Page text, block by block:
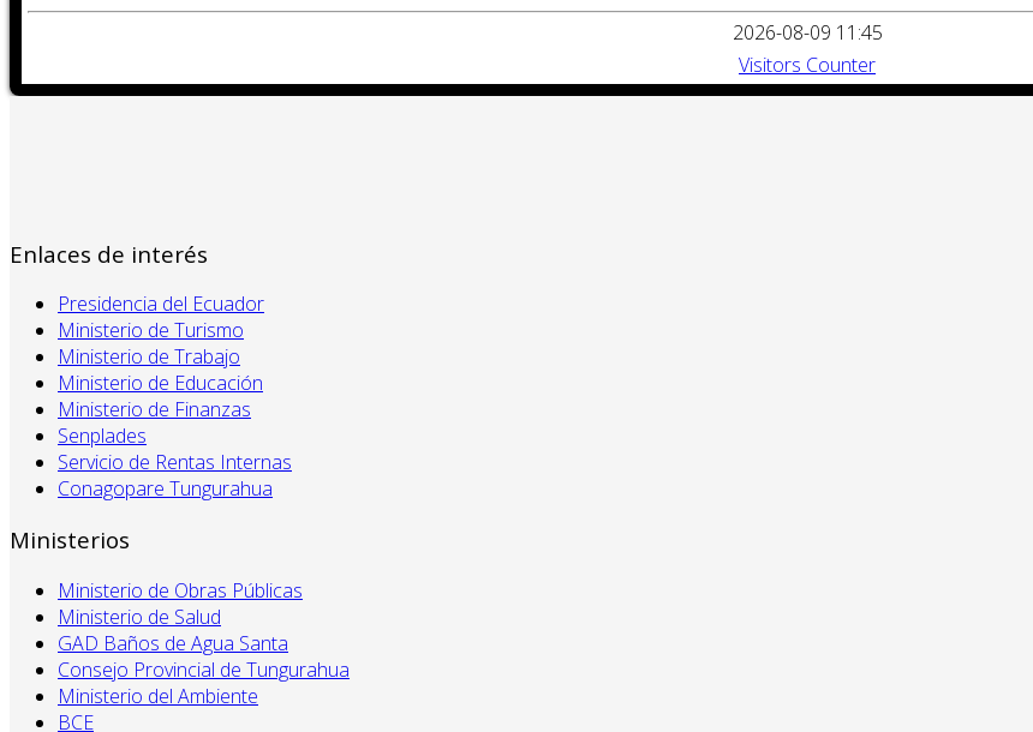
2026-08-09 11:45
Visitors Counter
Enlaces de interés
Presidencia del Ecuador
Ministerio de Turismo
Ministerio de Trabajo
Ministerio de Educación
Ministerio de Finanzas
Senplades
Servicio de Rentas Internas
Conagopare Tungurahua
Ministerios
Ministerio de Obras Públicas
Ministerio de Salud
GAD Baños de Agua Santa
Consejo Provincial de Tungurahua
Ministerio del Ambiente
BCE